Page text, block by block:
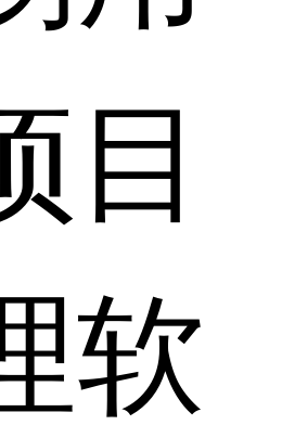
目
软